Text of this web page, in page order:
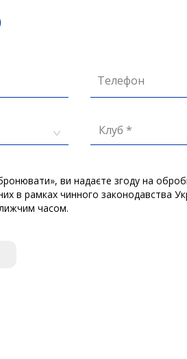
Телефон
Клуб *
ви надаєте згоду на
в рамках чинного законодавства
часом.